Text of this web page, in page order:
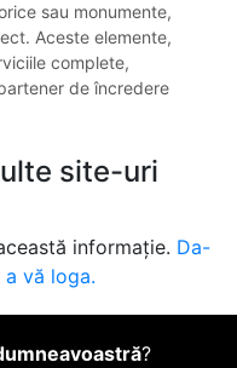
sau monumente,
Aceste elemente,
complete,
de încredere
site-uri
informație. Da-
vă loga.
?